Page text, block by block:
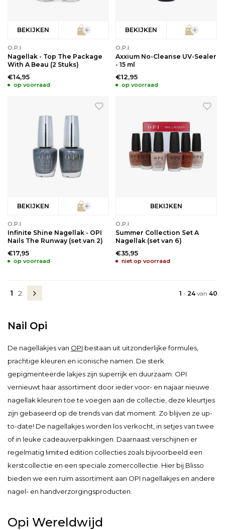
BEKIJKEN
O.P.I
Nagellak - Top The Package
With A Beau (2 Stuks)
€14,95
op voorraad
BEKIJKEN
O.P.I
Axxium No-Cleanse UV-Sealer
- 15 ml
€12,95
op voorraad
BEKIJKEN
O.P.I
Infinite Shine Nagellak - OPI
Nails The Runway (set van 2)
€17,95
op voorraad
BEKIJKEN
O.P.I
Summer Collection Set A
Nagellak (set van 6)
€35,95
niet op voorraad
1 2 1 - 24 van 40
Nail Opi
De nagellakjes van OPI bestaan uit uitzonderlijke formules,
prachtige kleuren en iconische namen. De sterk
gepigmenteerde lakjes zijn superrijk en duurzaam. OPI
vernieuwt haar assortiment door ieder voor- en najaar nieuwe
nagellak kleuren toe te voegen aan de collectie, deze kleurtjes
zijn gebaseerd op de trends van dat moment. Zo blijven ze up-
to-date! De nagellakjes worden los verkocht, in setjes van twee
of in leuke cadeauverpakkingen. Daarnaast verschijnen er
regelmatig limited edition collecties zoals bijvoorbeeld een
kerstcollectie en een speciale zomercollectie. Hier bij Blisso
bieden we een ruim assortiment aan OPI nagellakjes en andere
nagel- en handverzorgingsproducten.
Opi Wereldwijd